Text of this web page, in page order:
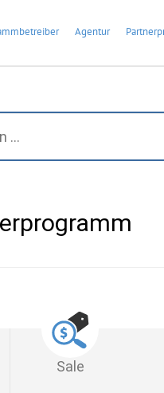
Agentur
Sale